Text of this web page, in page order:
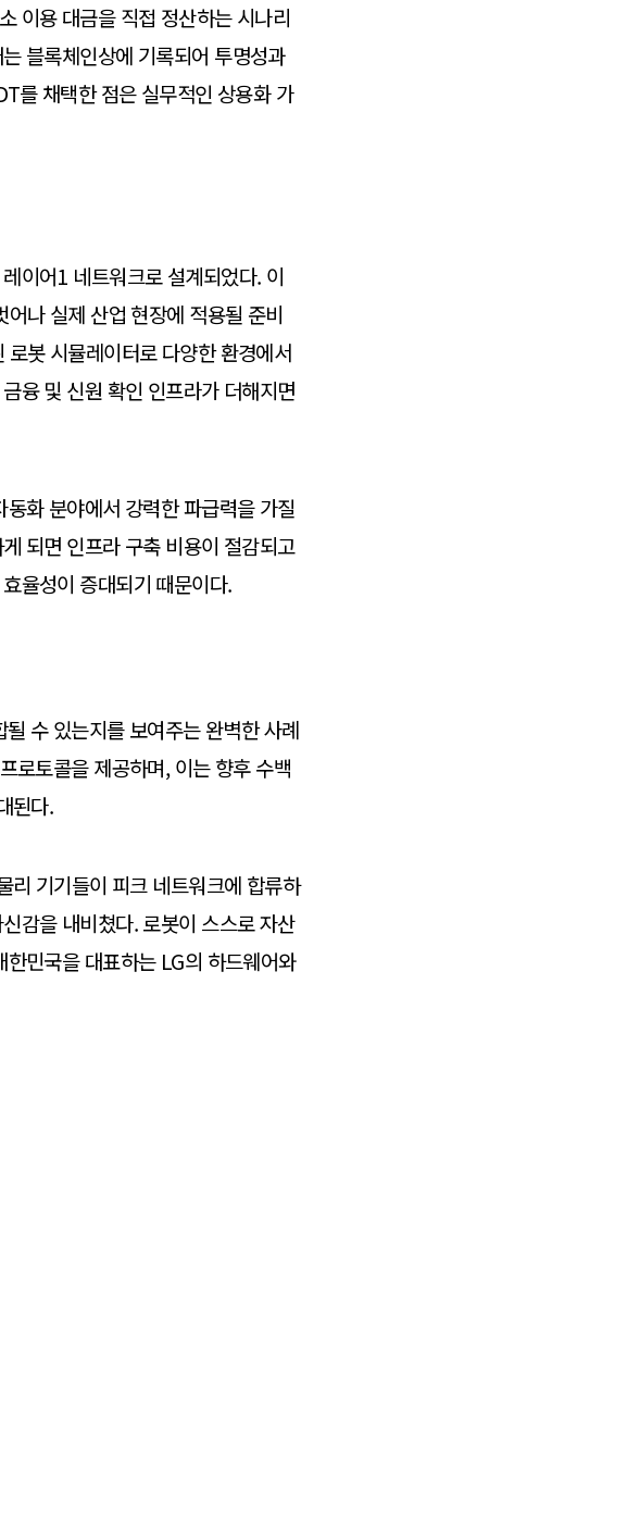
이용 대금을 직접 정산하는 시나리
블록체인상에 기록되어 투명성과
를 채택한 점은 실무적인 상용화 가
이어1 네트워크로 설계되었다. 이
나 실제 산업 현장에 적용될 준비
봇 시뮬레이터로 다양한 환경에서
융 및 신원 확인 인프라가 더해지면
화 분야에서 강력한 파급력을 가질
되면 인프라 구축 비용이 절감되고
율성이 증대되기 때문이다.
수 있는지를 보여주는 완벽한 사례
로토콜을 제공하며, 이는 향후 수백
된다.
리 기기들이 피크 네트워크에 합류하
감을 내비쳤다. 로봇이 스스로 자산
민국을 대표하는 LG의 하드웨어와